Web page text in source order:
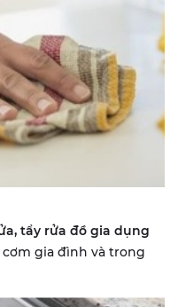
tẩy rửa đồ gia dụng
gia đình và trong